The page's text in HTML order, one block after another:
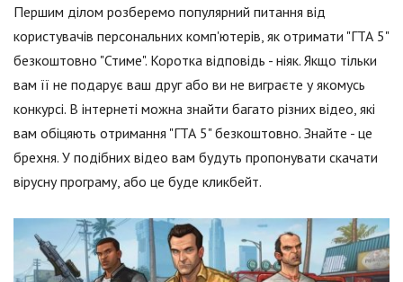
Першим ділом розберемо популярний питання від
користувачів персональних комп'ютерів, як отримати "ГТА 5"
безкоштовно "Стиме". Коротка відповідь - ніяк. Якщо тільки
вам її не подарує ваш друг або ви не виграєте у якомусь
конкурсі. В інтернеті можна знайти багато різних відео, які
вам обіцяють отримання "ГТА 5" безкоштовно. Знайте - це
брехня. У подібних відео вам будуть пропонувати скачати
вірусну програму, або це буде кликбейт.